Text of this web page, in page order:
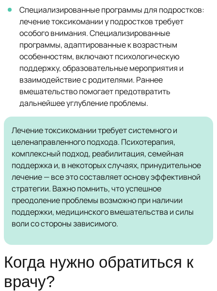
Специализированные программы для подростков:
лечение токсикомании у подростков требует
особого внимания. Специализированные
программы, адаптированные к возрастным
особенностям, включают психологическую
поддержку, образовательные мероприятия и
взаимодействие с родителями. Раннее
вмешательство помогает предотвратить
дальнейшее углубление проблемы.
Лечение токсикомании требует системного и
целенаправленного подхода. Психотерапия,
комплексный подход, реабилитация, семейная
поддержка и, в некоторых случаях, принудительное
лечение — все это составляет основу эффективной
стратегии. Важно помнить, что успешное
преодоление проблемы возможно при наличии
поддержки, медицинского вмешательства и силы
воли со стороны зависимого.
Когда нужно обратиться к
врачу?